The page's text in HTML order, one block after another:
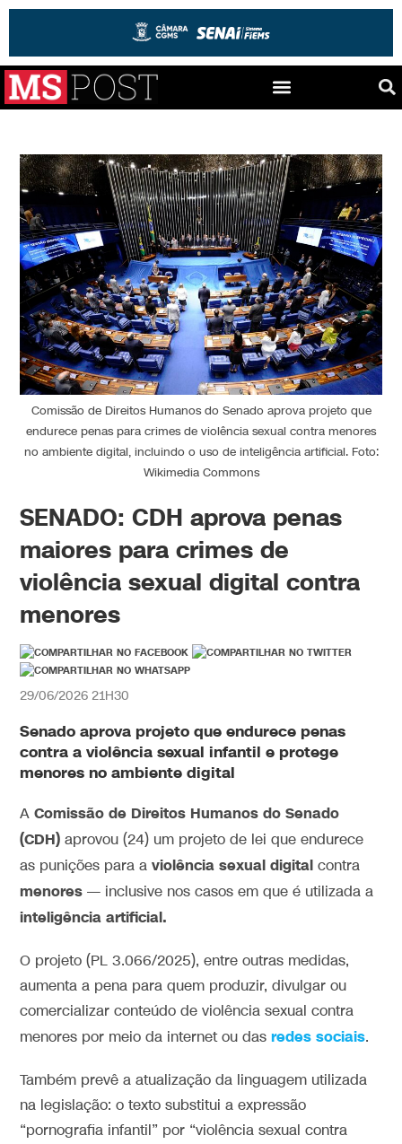
Comissão de Direitos Humanos do Senado aprova projeto que
endurece penas para crimes de violência sexual contra menores
no ambiente digital, incluindo o uso de inteligência artificial. Foto:
Wikimedia Commons
SENADO: CDH aprova penas
maiores para crimes de
violência sexual digital contra
menores
29/06/2026 21H30
Senado aprova projeto que endurece penas
contra a violência sexual infantil e protege
menores no ambiente digital
AComissão de Direitos Humanos do Senado
(CDH) aprovou (24) um projeto de lei que endurece
as punições para a violência sexual digital contra
menores — inclusive nos casos em que é utilizada a
inteligência artificial.
O projeto (PL 3.066/2025), entre outras medidas,
aumenta a pena para quem produzir, divulgar ou
comercializar conteúdo de violência sexual contra
menores por meio da internet ou dasredes sociais.
Também prevê a atualização da linguagem utilizada
na legislação: o texto substitui a expressão
“pornografia infantil” por “violência sexual contra